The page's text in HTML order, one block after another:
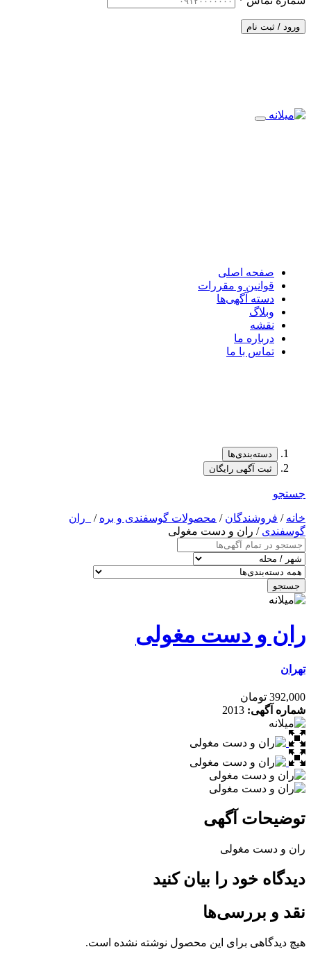
ورود / ثبت نام
صفحه اصلی
قوانین و مقررات
دسته آگهی‌ها
وبلاگ
نقشه
درباره ما
تماس با ما
دسته‌بندی‌ها
ثبت آگهی رایگان
جستجو
خانه/ فروشندگان/ محصولات گوسفندی و بره/ _ران
گوسفندی/ ران و دست مغولی
جستجو
ران و دست مغولی
تهران
392,000 تومان
شماره آگهی: 2013
توضیحات آگهی
ران و دست مغولی
دیدگاه خود را بیان کنید
نقد و بررسی‌ها
هیچ دیدگاهی برای این محصول نوشته نشده است.